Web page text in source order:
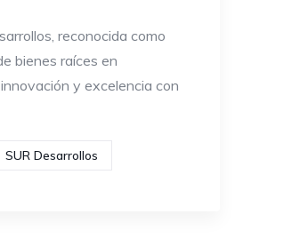
reconocida como
bienes raíces en
y excelencia con
SUR Desarrollos